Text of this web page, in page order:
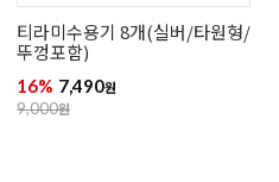
티라미수용기 8개(실버/타원형/
뚜껑포함)
16% 7,490원
9,000원